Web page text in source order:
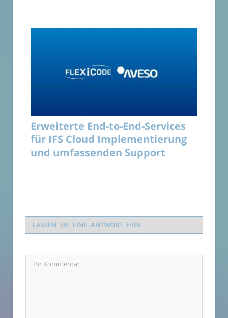
Erweiterte End-to-End-Services
für IFS Cloud Implementierung
und umfassenden Support
LASSEN SIE EINE ANTWORT HIER